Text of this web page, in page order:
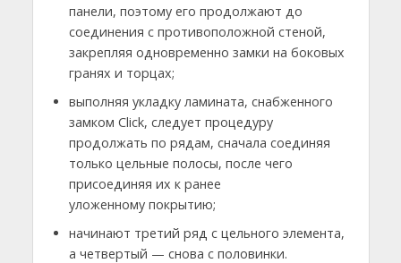
панели, поэтому его продолжают до
соединения с противоположной стеной,
закрепляя одновременно замки на боковых
гранях и торцах;
выполняя укладку ламината, снабженного
замком Click, следует процедуру
продолжать по рядам, сначала соединяя
только цельные полосы, после чего
присоединяя их к ранее
уложенному покрытию;
начинают третий ряд с цельного элемента,
а четвертый — снова с половинки.